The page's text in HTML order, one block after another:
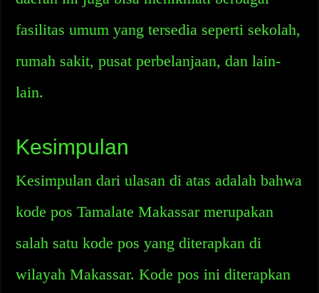
fasilitas umum yang tersedia seperti sekolah,
rumah sakit, pusat perbelanjaan, dan lain-
lain.
Kesimpulan
Kesimpulan dari ulasan di atas adalah bahwa
kode pos Tamalate Makassar merupakan
salah satu kode pos yang diterapkan di
wilayah Makassar. Kode pos ini diterapkan